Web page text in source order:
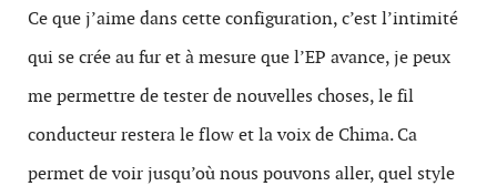
Ce que j’aime dans cette configuration, c’est l’intimité
qui se crée au fur et à mesure que l’EP avance, je peux
me permettre de tester de nouvelles choses, le fil
conducteur restera le flow et la voix de Chima. Ca
permet de voir jusqu’où nous pouvons aller, quel style